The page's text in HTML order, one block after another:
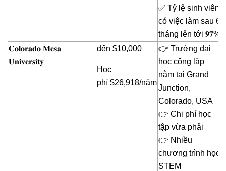
✅ Tỷ lệ sinh viên
có việc làm sau 6
tháng lên tới 𝟗𝟕%
𝐂𝐨𝐥𝐨𝐫𝐚𝐝𝐨 𝐌𝐞𝐬𝐚
𝐔𝐧𝐢𝐯𝐞𝐫𝐬𝐢𝐭𝐲
đến $10,000
Học
phí $26,918/năm
👉 Trường đại
học công lập
nằm tại Grand
Junction,
Colorado, USA
👉 Chi phí học
tập vừa phải
👉 Nhiều
chương trình học
STEM